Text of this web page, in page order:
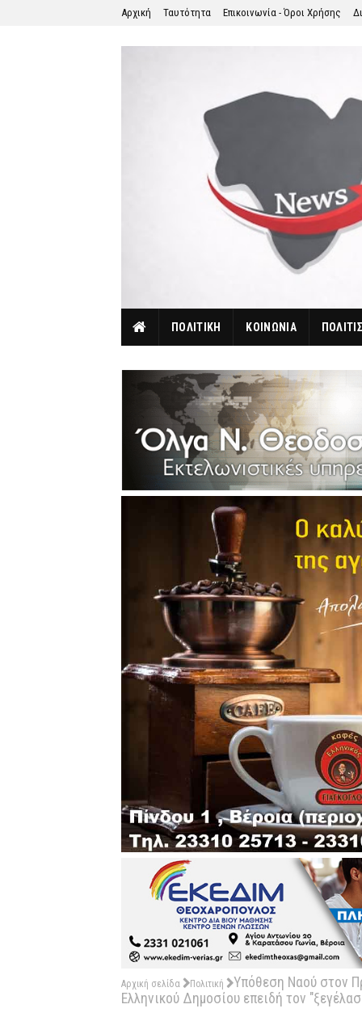
Αρχική Ταυτότητα Επικοινωνία - Όροι Χρήσης
ΠΟΛΙΤΙΚΗ ΚΟΙΝΩΝΙΑ
Αρχική σελίδα Πολιτική
Υπόθεση Ναού στον
Ελληνικού Δημοσίου επειδή τον